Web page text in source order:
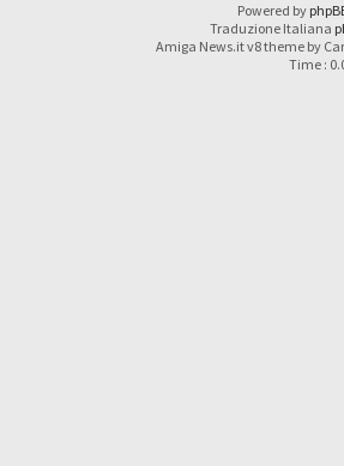
Powered by
Traduzione Italiana
Amiga News.it v8 theme by
Time :